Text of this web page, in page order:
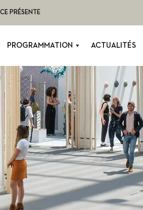
PRÉSENTE
PROGRAMMATION ACTUALITÉS